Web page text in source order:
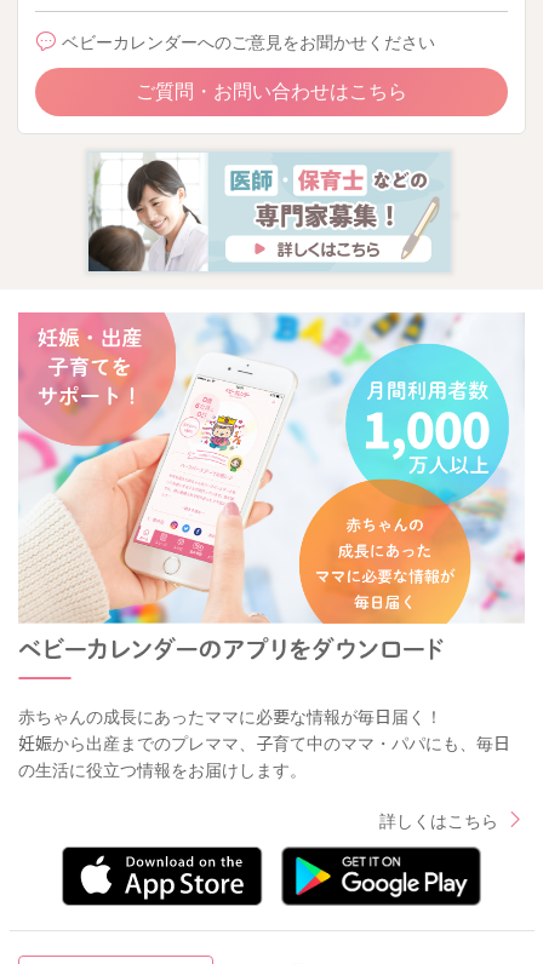
ベビーカレンダーへのご意見をお聞かせください
ご質問・お問い合わせはこちら
赤ちゃんの成長にあったママに必要な情報が毎日届く！
妊娠から出産までのプレママ、子育て中のママ・パパにも、毎日
の生活に役立つ情報をお届けします。
詳しくはこちら